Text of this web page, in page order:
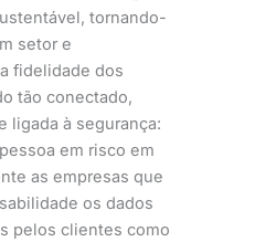
tornando-
setor e
fidelidade dos
tão conectado,
ligada à segurança:
em risco em
as empresas que
os dados
pelos clientes como